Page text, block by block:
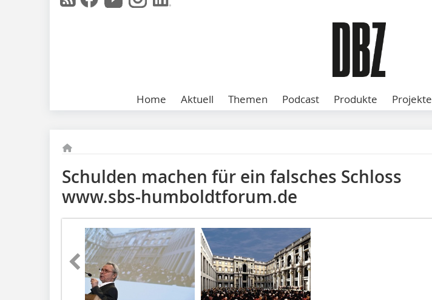
Home Aktuell Themen Podcast Produkte Projekte
Schulden machen für ein falsches Schloss
www.sbs-humboldtforum.de